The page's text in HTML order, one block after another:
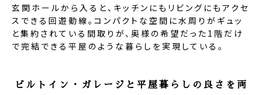
玄関ホールから入ると、キッチンにもリビングにもアクセ
スできる回遊動線。コンパクトな空間に水周りがギュッ
と集約されている間取りが、奥様の希望だった1階だけ
で完結できる平屋のような暮らしを実現している。
ビルトイン・ガレージと平屋暮らしの良さを両